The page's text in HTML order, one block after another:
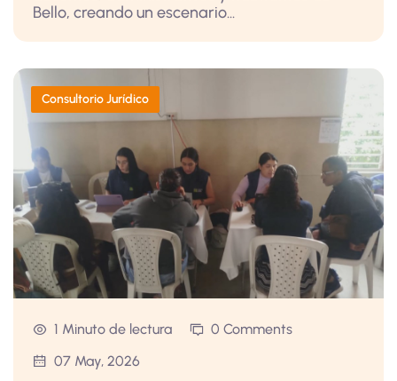
Bello, creando un escenario...
Consultorio Jurídico
1 Minuto de lectura
0 Comments
07 May, 2026